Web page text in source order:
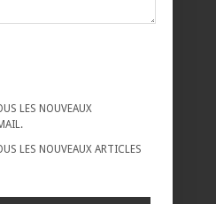
LES NOUVEAUX
LES NOUVEAUX ARTICLES